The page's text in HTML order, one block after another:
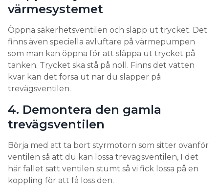
värmesystemet
Öppna säkerhetsventilen och släpp ut trycket. Det
finns även speciella avluftare på värmepumpen
som man kan öppna för att släppa ut trycket på
tanken. Trycket ska stå på noll. Finns det vatten
kvar kan det forsa ut när du släpper på
trevägsventilen.
4. Demontera den gamla
trevägsventilen
Börja med att ta bort styrmotorn som sitter ovanför
ventilen så att du kan lossa trevägsventilen, I det
här fallet satt ventilen stumt så vi fick lossa på en
koppling för att få loss den.